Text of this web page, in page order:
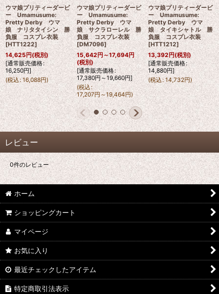
ウマ娘プリティーダービ
ー Umamusume:
Pretty Derby ウマ
娘 ナリタタイシン 勝
負服 コスプレ衣装
[HTT1222]
14,625円(税別)
[通常販売価格:
16,250円]
(税込: 16,088円)
ウマ娘プリティーダービ
ー Umamusume:
Pretty Derby ウマ
娘 サクラローレル 勝
負服 コスプレ衣装
[DM7096]
15,642円～17,694円
(税別)
[通常販売価格:
17,380円～19,660円]
(税込:
17,207円 ～19,464円)
ウマ娘プリティーダービ
ー Umamusume:
Pretty Derby ウマ
娘 タイキシャトル 勝
負服 コスプレ衣装
[HTT1212]
13,392円(税別)
[通常販売価格:
14,880円]
(税込: 14,732円)
レビュー
0件のレビュー
ホーム
ショッピングカート
マイページ
お気に入り
最近チェックしたアイテム
特定商取引法表示